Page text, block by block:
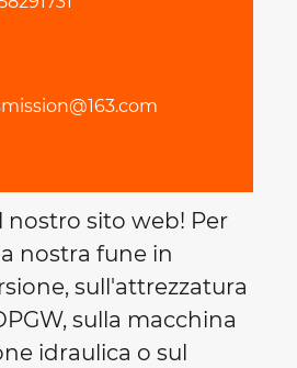
nostro sito web! Per
nostra fune in
sull'attrezzatura
sulla macchina
idraulica o sul